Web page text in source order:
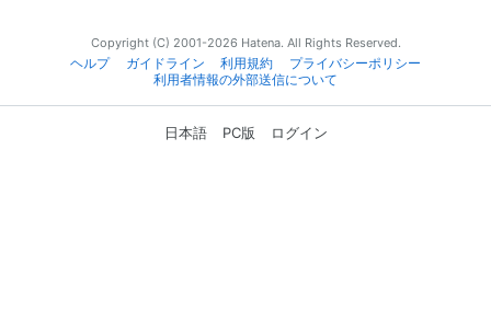
Copyright (C) 2001-2026 Hatena. All Rights Reserved.
ヘルプ
ガイドライン 利用規約
プライバシーポリシー
利用者情報の外部送信について
日本語 PC版 ログイン